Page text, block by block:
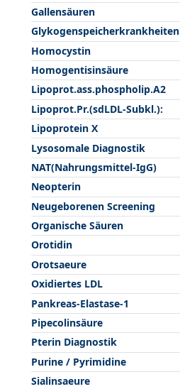
Gallensäuren
Glykogenspeicherkrankheiten
Homocystin
Homogentisinsäure
Lipoprot.ass.phospholip.A2
Lipoprot.Pr.(sdLDL-Subkl.):
Lipoprotein X
Lysosomale Diagnostik
NAT(Nahrungsmittel-IgG)
Neopterin
Neugeborenen Screening
Organische Säuren
Orotidin
Orotsaeure
Oxidiertes LDL
Pankreas-Elastase-1
Pipecolinsäure
Pterin Diagnostik
Purine / Pyrimidine
Sialinsaeure